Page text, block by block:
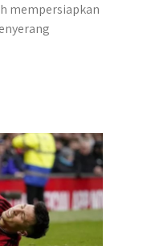
mempersiapkan